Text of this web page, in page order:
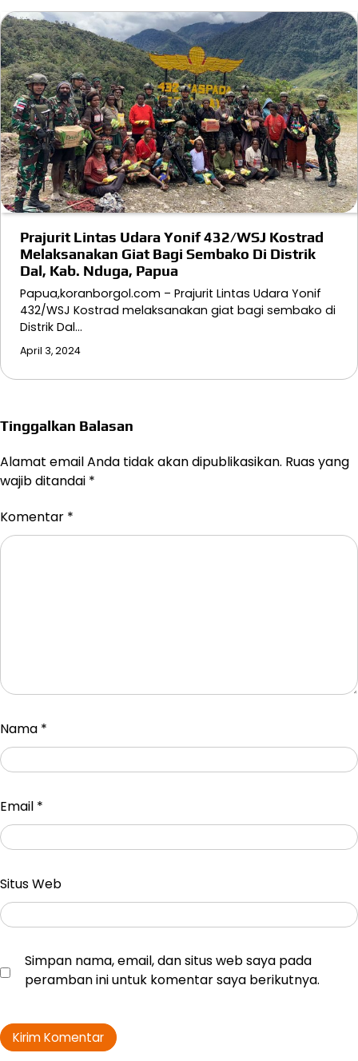
Prajurit Lintas Udara Yonif 432/WSJ Kostrad
Melaksanakan Giat Bagi Sembako Di Distrik
Dal, Kab. Nduga, Papua
Papua,koranborgol.com – Prajurit Lintas Udara Yonif
432/WSJ Kostrad melaksanakan giat bagi sembako di
Distrik Dal…
April 3, 2024
Tinggalkan Balasan
Alamat email Anda tidak akan dipublikasikan. Ruas yang
wajib ditandai *
Komentar *
Nama *
Email *
Situs Web
Simpan nama, email, dan situs web saya pada
peramban ini untuk komentar saya berikutnya.